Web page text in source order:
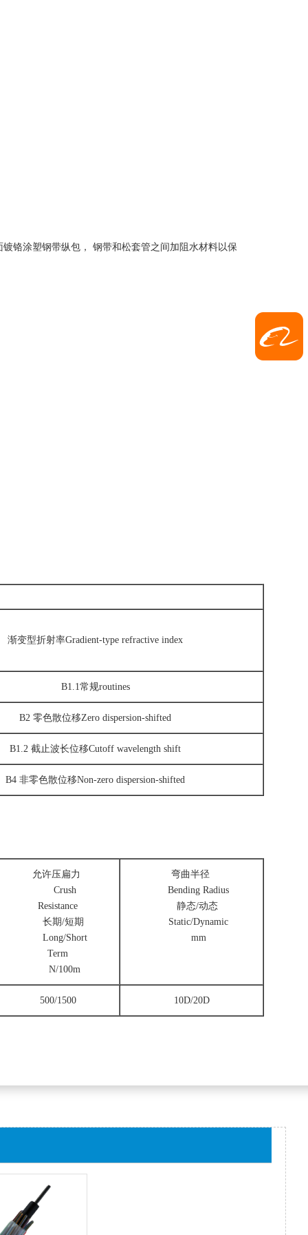
铬涂塑钢带纵包， 钢带和松套管之间加阻水材料以保
渐变型折射率Gradient-type refractive index
B1.1常规routines
B2 零色散位移Zero dispersion-shifted
B1.2 截止波长位移Cutoff wavelength shift
B4 非零色散位移Non-zero dispersion-shifted
允许压扁力
Crush
Resistance
长期/短期
Long/Short
Term
N/100m
弯曲半径
Bending Radius
静态/动态
Static/Dynamic
mm
500/1500 10D/20D